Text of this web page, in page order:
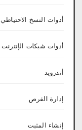
أدوات النسخ الاحتياطي
أدوات شبكات الإنترنت
أندرويد
إدارة القرص
إنشاء المثبت